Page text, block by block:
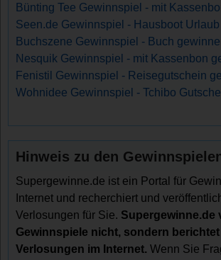
Bünting Tee Gewinnspiel - mit
Seen.de Gewinnspiel - Hausboot
Buchszene Gewinnspiel - Buch
Nesquik Gewinnspiel - mit Kassenbon
Fenistil Gewinnspiel - Reisegutschein
Wohnidee Gewinnspiel - Tchibo
Hinweis zu den
Supergewinne.de ist ein Portal für
Internet und recherchiert und
Verlosungen für Sie. Supergewinne.de
Gewinnspiele nicht, sondern
Verlosungen im Internet. Wenn Sie